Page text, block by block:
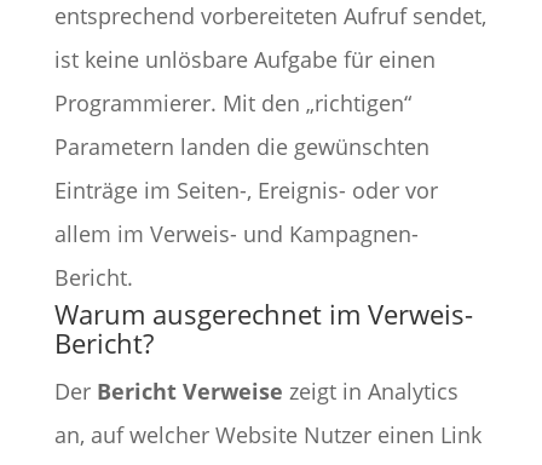
entsprechend vorbereiteten Aufruf sendet,
ist keine unlösbare Aufgabe für einen
Programmierer. Mit den „richtigen“
Parametern landen die gewünschten
Einträge im Seiten-, Ereignis- oder vor
allem im Verweis- und Kampagnen-
Bericht.
Warum ausgerechnet im Verweis-
Bericht?
Der Bericht Verweise zeigt in Analytics
an, auf welcher Website Nutzer einen Link